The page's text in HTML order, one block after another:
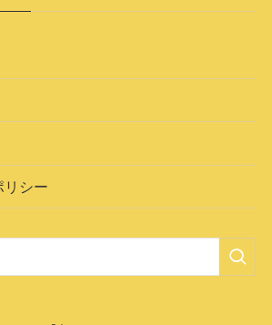
リシー